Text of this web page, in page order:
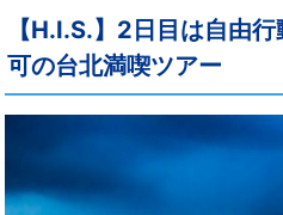
【H.I.S.】2日目は自由
可の台北満喫ツアー